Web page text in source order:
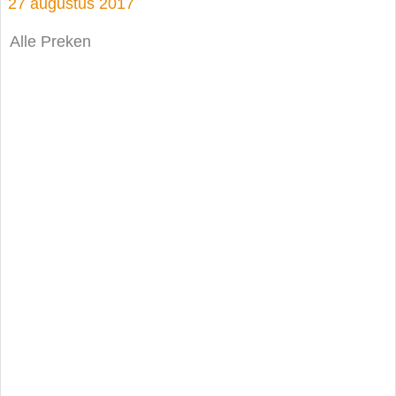
Alle Preken